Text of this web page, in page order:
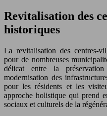
Revitalisation des
historiques
La revitalisation des centres-
pour de nombreuses
délicat entre la
modernisation des
pour les résidents et les
approche holistique qui prend
sociaux et culturels de la